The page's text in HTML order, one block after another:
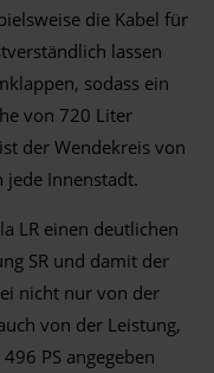
die Kabel für
lassen
sodass ein
von 720 Liter
der Wendekreis von
Innenstadt.
LR einen deutlichen
SR und damit der
nicht nur von der
von der Leistung,
PS angegeben